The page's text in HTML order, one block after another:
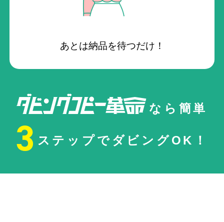
あとは納品を待つだけ！
なら簡単
3 ステップでダビングOK！